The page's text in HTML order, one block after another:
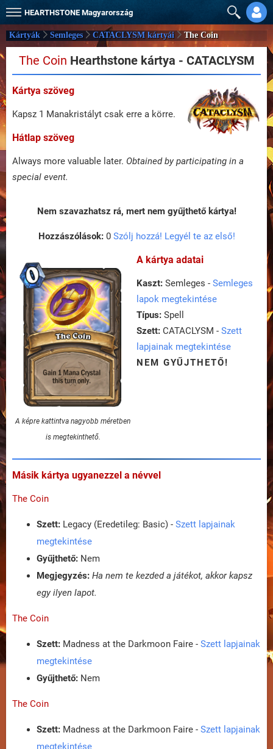
HEARTHSTONE Magyarország
Kártyák Semleges CATACLYSM kártyái The Coin
The Coin Hearthstone kártya - CATACLYSM
Kártya szöveg
Kapsz 1 Manakristályt csak erre a körre.
Hátlap szöveg
Always more valuable later. Obtained by participating in a
special event.
Nem szavazhatsz rá, mert nem gyűjthető kártya!
Hozzászólások:0 Szólj hozzá! Legyél te az első!
A képre kattintva nagyobb méretben
is megtekinthető.
A kártya adatai
Kaszt: Semleges - Semleges
lapok megtekintése
Típus: Spell
Szett: CATACLYSM - Szett
lapjainak megtekintése
NEM GYŰJTHETŐ!
Másik kártya ugyanezzel a névvel
The Coin
Szett: Legacy (Eredetileg: Basic) - Szett lapjainak
megtekintése
Gyűjthető: Nem
Megjegyzés: Ha nem te kezded a játékot, akkor kapsz
egy ilyen lapot.
The Coin
Szett: Madness at the Darkmoon Faire - Szett lapjainak
megtekintése
Gyűjthető: Nem
The Coin
Szett: Madness at the Darkmoon Faire - Szett lapjainak
megtekintése